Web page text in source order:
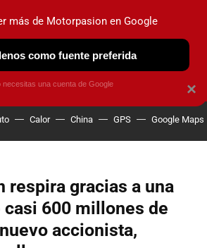
ELÉCTRICOS OBSERVATORIO
Calor China GPS Google Maps
respira gracias a una
600 millones de
accionista,
×
más de Motorpasion en Google
como fuente preferida
necesitas una cuenta de Google